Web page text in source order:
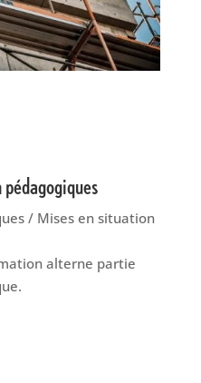
/ Mises en situation
alterne partie